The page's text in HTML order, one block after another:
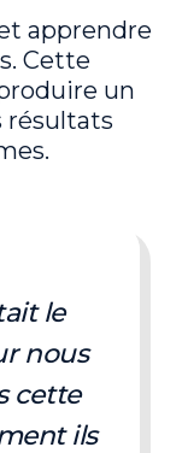
apprendre
Cette
un
résultats
le
nous
cette
ils